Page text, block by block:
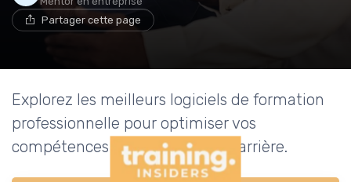
Partager cette page
Explorez les meilleurs logiciels de formation
professionnelle pour optimiser vos
compétences et booster votre carrière.